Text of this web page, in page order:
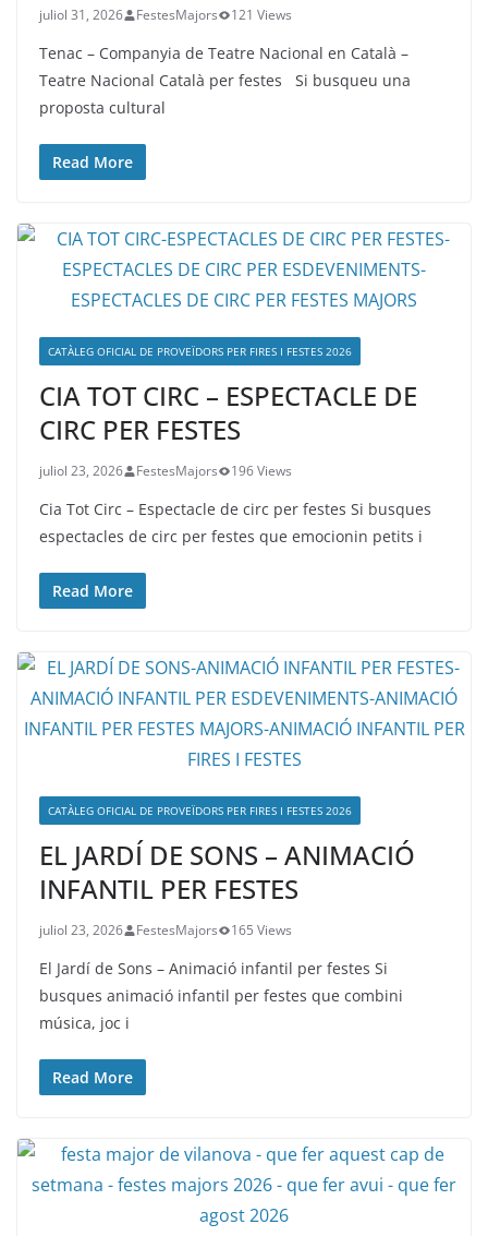
juliol 31, 2026 FestesMajors 121 Views
Tenac – Companyia de Teatre Nacional en Català –
Teatre Nacional Català per festes Si busqueu una
proposta cultural
Read More
CATÀLEG OFICIAL DE PROVEÏDORS PER FIRES I FESTES 2026
CIA TOT CIRC – ESPECTACLE DE
CIRC PER FESTES
juliol 23, 2026 FestesMajors 196 Views
Cia Tot Circ – Espectacle de circ per festes Si busques
espectacles de circ per festes que emocionin petits i
Read More
CATÀLEG OFICIAL DE PROVEÏDORS PER FIRES I FESTES 2026
EL JARDÍ DE SONS – ANIMACIÓ
INFANTIL PER FESTES
juliol 23, 2026 FestesMajors 165 Views
El Jardí de Sons – Animació infantil per festes Si
busques animació infantil per festes que combini
música, joc i
Read More